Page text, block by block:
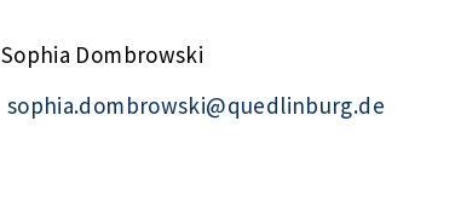
Sophia Dombrowski
sophia.dombrowski@quedlinburg.de